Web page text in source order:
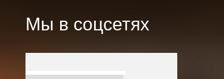
Мы в соцсетях